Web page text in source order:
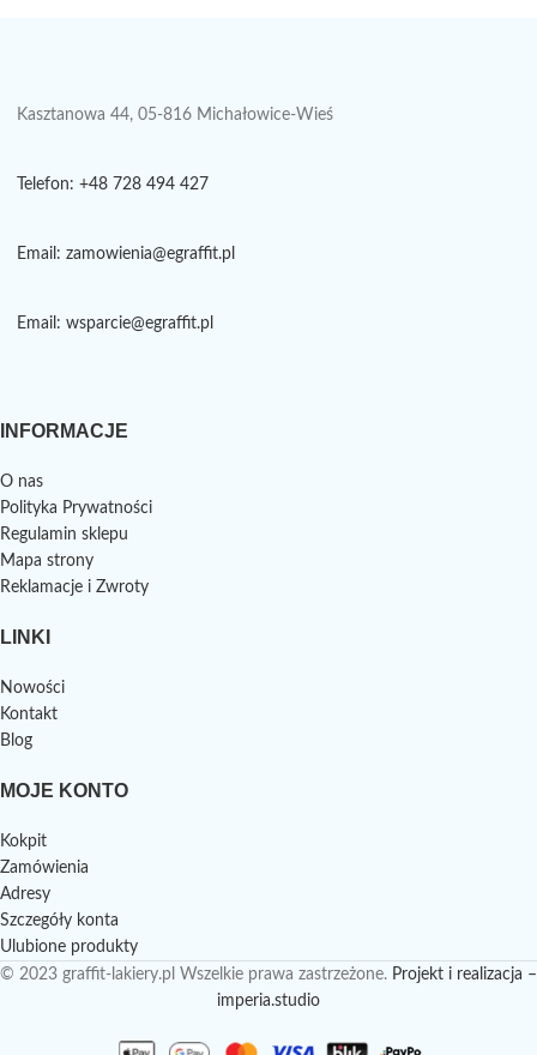
Kasztanowa 44, 05-816 Michałowice-Wieś
Telefon: +48 728 494 427
Email: zamowienia@egraffit.pl
Email: wsparcie@egraffit.pl
INFORMACJE
O nas
Polityka Prywatności
Regulamin sklepu
Mapa strony
Reklamacje i Zwroty
LINKI
Nowości
Kontakt
Blog
MOJE KONTO
Kokpit
Zamówienia
Adresy
Szczegóły konta
Ulubione produkty
© 2023 graffit-lakiery.pl Wszelkie prawa zastrzeżone. Projekt i realizacja –
imperia.studio